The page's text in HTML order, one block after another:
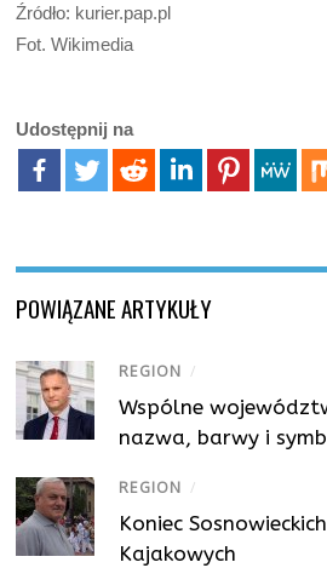
Źródło: kurier.pap.pl
Fot. Wikimedia
Udostępnij na
POWIĄZANE ARTYKUŁY
REGION /
Wspólne
nazwa, barwy i
REGION /
Koniec
Kajakowych